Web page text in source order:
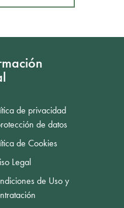
de privacidad
de datos
de Cookies
Legal
de Uso y